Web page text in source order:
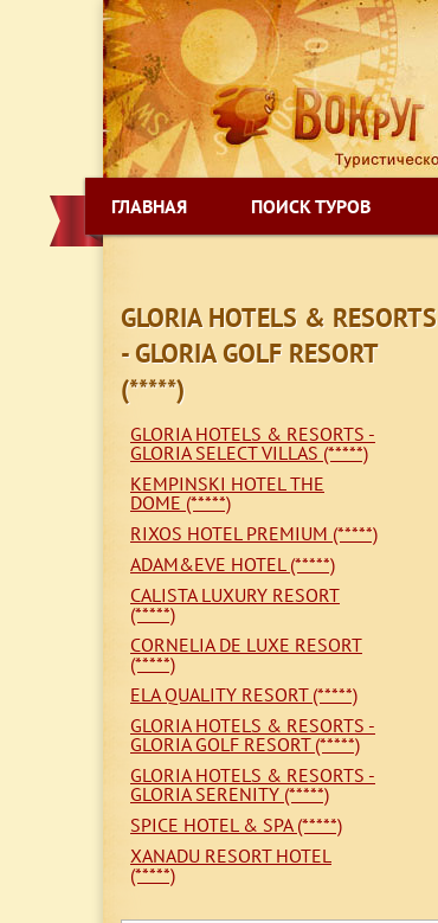
ГЛАВНАЯ ПОИСК ТУРОВ
GLORIA HOTELS & RESORTS
- GLORIA GOLF RESORT
(*****)
GLORIA HOTELS & RESORTS -
GLORIA SELECT VILLAS (*****)
KEMPINSKI HOTEL THE
DOME (*****)
RIXOS HOTEL PREMIUM (*****)
ADAM&EVE HOTEL (*****)
CALISTA LUXURY RESORT
(*****)
CORNELIA DE LUXE RESORT
(*****)
ELA QUALITY RESORT (*****)
GLORIA HOTELS & RESORTS -
GLORIA GOLF RESORT (*****)
GLORIA HOTELS & RESORTS -
GLORIA SERENITY (*****)
SPICE HOTEL & SPA (*****)
XANADU RESORT HOTEL
(*****)